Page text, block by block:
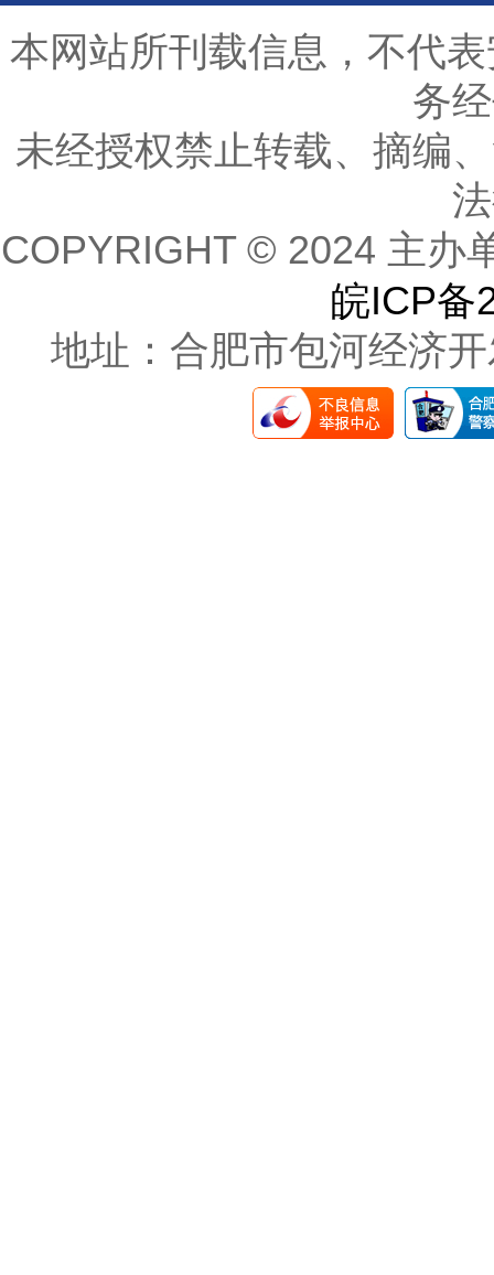
本网站所刊载信息，不代
务
未经授权禁止转载、摘编
COPYRIGHT © 2024 主
皖ICP备
地址：合肥市包河经济